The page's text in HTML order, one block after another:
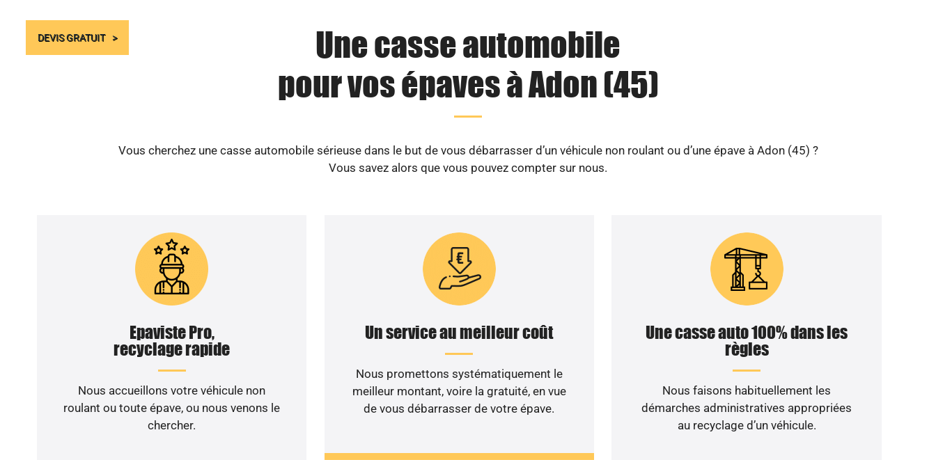
DEVIS GRATUIT
Une casse automobile
pour vos épaves à Adon (45)
Vous cherchez une casse automobile sérieuse dans le but de vous débarrasser d’un véhicule non roulant ou d’une épave à Adon (45) ?
Vous savez alors que vous pouvez compter sur nous.
Epaviste Pro,
recyclage rapide
Nous accueillons votre véhicule non
roulant ou toute épave, ou nous venons le
chercher.
Un service au meilleur coût
Nous promettons systématiquement le
meilleur montant, voire la gratuité, en vue
de vous débarrasser de votre épave.
Une casse auto 100% dans les
règles
Nous faisons habituellement les
démarches administratives appropriées
au recyclage d’un véhicule.